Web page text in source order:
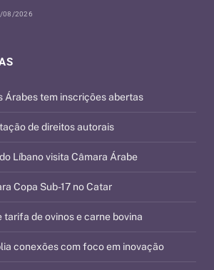
Árabes tem inscrições abertas
de direitos autorais
Líbano visita Câmara Árabe
Copa Sub-17 no Catar
tarifa de ovinos e carne bovina
conexões com foco em inovação
08/2026